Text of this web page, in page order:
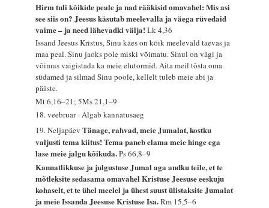
Hirm tuli kõikide peale ja nad rääkisid omavahel: Mis asi
see siis on? Jeesus käsutab meelevalla ja väega rüvedaid
vaime – ja need lähevadki välja!Lk 4,36
Issand Jeesus Kristus, Sinu käes on kõik meelevald taevas ja
maa peal. Sinu jaoks pole miski võimatu. Sinul on vägi ja
võimus vaigistada ka meie elutormid. Aita meil tõsta oma
südamed ja silmad Sinu poole, kellelt tuleb meie abi ja
pääste.
Mt 6,16–21; 5Ms 21,1–9
18. veebruar - Algab kannatusaeg
19. NeljapäevTänage, rahvad, meie Jumalat, kostku
valjusti tema kiitus! Tema paneb elama meie hinge ega
lase meie jalgu kõikuda.Ps 66,8–9
Kannatlikkuse ja julgustuse Jumal aga andku teile, et te
mõtleksite sedasama omavahel Kristuse Jeesuse eeskuju
kohaselt, et te ühel meelel ja ühest suust ülistaksite Jumalat
ja meie Issanda Jeesuse Kristuse Isa.Rm 15,5–6